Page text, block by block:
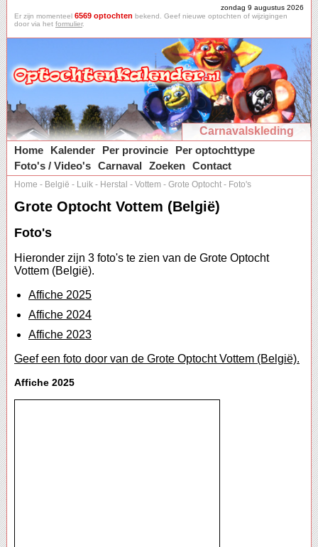
zondag 9 augustus 2026
Er zijn momenteel 6569 optochten bekend. Geef nieuwe optochten of wijzigingen
door via het formulier.
Carnavalskleding
Home
Kalender Per provincie
Per optochttype
Foto's / Video's Carnaval Zoeken Contact
Home - België - Luik - Herstal - Vottem - Grote Optocht - Foto's
Grote Optocht Vottem (België)
Foto's
Hieronder zijn 3 foto's te zien van de Grote Optocht
Vottem (België).
Affiche 2025
Affiche 2024
Affiche 2023
Geef een foto door van de Grote Optocht Vottem (België).
Affiche 2025